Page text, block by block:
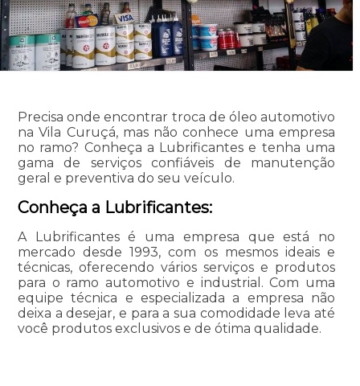
Precisa onde encontrar troca de óleo automotivo
na Vila Curuçá, mas não conhece uma empresa
no ramo? Conheça a Lubrificantes e tenha uma
gama de serviços confiáveis de manutenção
geral e preventiva do seu veículo.
Conheça a Lubrificantes:
A Lubrificantes é uma empresa que está no
mercado desde 1993, com os mesmos ideais e
técnicas, oferecendo vários serviços e produtos
para o ramo automotivo e industrial. Com uma
equipe técnica e especializada a empresa não
deixa a desejar, e para a sua comodidade leva até
você produtos exclusivos e de ótima qualidade.